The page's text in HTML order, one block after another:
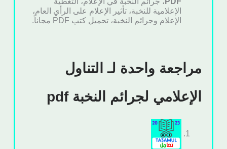
الإعلامية للنخبة، تأثير الإعلام على الرأي العام،
الإعلام وجرائم النخبة، تحميل كتب PDF مجاناً.
مراجعة واحدة لـ التناول
الإعلامي لجرائم النخبة pdf